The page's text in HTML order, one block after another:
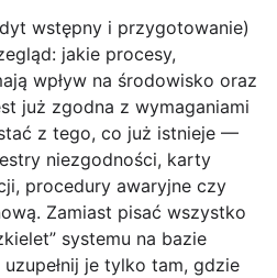
wstępny i przygotowanie)
jakie procesy,
wpływ na środowisko oraz
już zgodna z wymaganiami
z tego, co już istnieje —
niezgodności, karty
procedury awaryjne czy
Zamiast pisać wszystko
systemu na bazie
je tylko tam, gdzie